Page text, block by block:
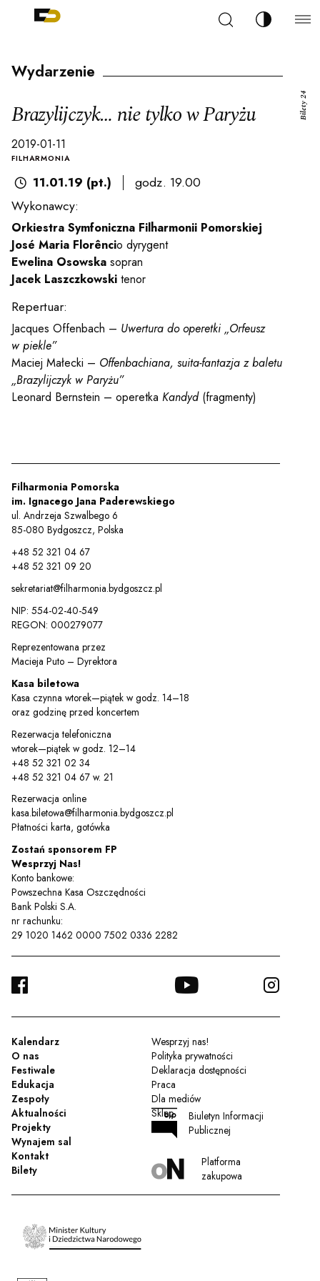
Szukaj Zmień
sal
YOUTUBE
Polityka prywatności
Praca
Wydarzenie
Brazylijczyk… nie tylko w Paryżu
2019-01-11
FILHARMONIA
11.01.19 (pt.)
godz. 19.00
Wykonawcy:
Orkiestra Symfoniczna Filharmonii Pomorskiej
José Maria Florêncio dyrygent
Ewelina Osowska sopran
Jacek Laszczkowski tenor
Repertuar:
Jacques Offenbach – Uwertura do operetki „Orfeusz
w piekle”
Maciej Małecki – Offenbachiana, suita-fantazja z baletu
„Brazylijczyk w Paryżu”
Leonard Bernstein – operetka Kandyd(fragmenty)
Bilety 24
Filharmonia Pomorska
im. Ignacego Jana Paderewskiego
ul. Andrzeja Szwalbego 6
85-080 Bydgoszcz, Polska
+48 52 321 04 67
+48 52 321 09 20
sekretariat@filharmonia.bydgoszcz.pl
NIP: 554-02-40-549
REGON: 000279077
Reprezentowana przez
Macieja Puto – Dyrektora
Kasa biletowa
Kasa czynna wtorek—piątek w godz. 14–18
oraz godzinę przed koncertem
Rezerwacja telefoniczna
wtorek—piątek w godz. 12–14
+48 52 321 02 34
+48 52 321 04 67 w. 21
Rezerwacja online
kasa.biletowa@filharmonia.bydgoszcz.pl
Płatności karta, gotówka
Zostań sponsorem FP
Wesprzyj Nas!
Konto bankowe:
Powszechna Kasa Oszczędności
Bank Polski S.A.
nr rachunku:
29 1020 1462 0000 7502 0336 2282
FACEBOOK YOUTUBE
Kalendarz
O nas
Festiwale
Edukacja
Zespoły
Aktualności
Projekty
Wynajem sal
Kontakt
Bilety
Wesprzyj nas!
Polityka prywatności
Deklaracja dostępności
Praca
Dla mediów
Sklep
Biuletyn Informacji
Publicznej
Platforma
zakupowa